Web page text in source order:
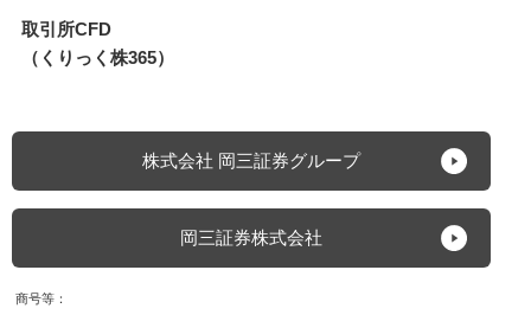
取引所CFD
（くりっく株365）
株式会社 岡三証券グループ
岡三証券株式会社
商号等